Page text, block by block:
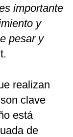
importante
y
pesar y
realizan
clave
está
de